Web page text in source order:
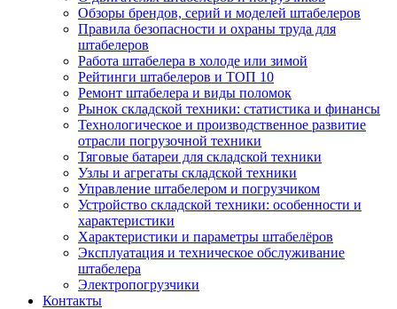
Обзоры брендов, серий и моделей штабелеров
Правила безопасности и охраны труда для
штабелеров
Работа штабелера в холоде или зимой
Рейтинги штабелеров и ТОП 10
Ремонт штабелера и виды поломок
Рынок складской техники: статистика и финансы
Технологическое и производственное развитие
отрасли погрузочной техники
Тяговые батареи для складской техники
Узлы и агрегаты складской техники
Управление штабелером и погрузчиком
Устройство складской техники: особенности и
характеристики
Характеристики и параметры штабелёров
Эксплуатация и техническое обслуживание
штабелера
Электропогрузчики
Контакты